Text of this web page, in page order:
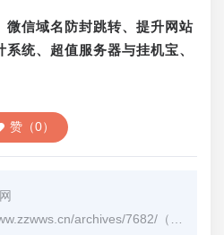
微信域名防封跳转、提升网站
统、超值服务器与挂机宝、
赞（0）
archives/7682/ （转载时请注明本文出处及文章链接）